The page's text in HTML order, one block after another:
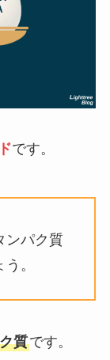
です。
ンパク質
。
質です。